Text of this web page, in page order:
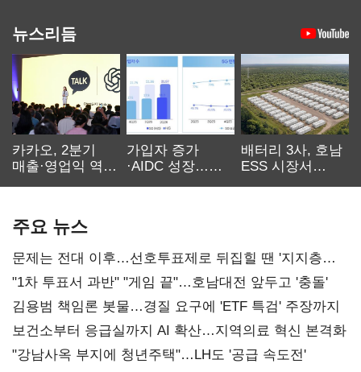
뉴스리듬
카카오, 2분기
매출·영업익 역대
가입자 증가
·AIDC 성장…
배터리 3사, 호남
ESS 시장서
주요 뉴스
문제는 전대 이후…선호투표제로 뒤집힐 땐 '지지층
불복'
"1차 투표서 과반" "게임 끝"…호남대전 앞두고 '충돌'
김용범 책임론 봇물…경질 요구에 'ETF 특검' 주장까지
보건소부터 응급실까지 AI 확산…지역의료 혁신 본격화
"강남사옥 부지에 청년주택"…LH도 '공급 속도전'